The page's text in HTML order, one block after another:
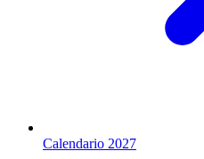
Calendario 2027